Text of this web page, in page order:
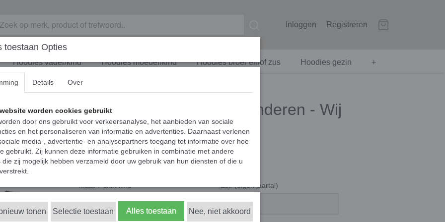
Inloggen Registreren
Hoodies vader/kind Hoodies moeder/kind Hoodies broer en/of zus Hoodies gezin +
Wij samen tegen de rest
Matching los shirt voor kinderen - Wij
samen tegen de rest
€ 18,95 (inclusief btw 21%)
Maat T-shirt kind Est. (eigen jaartal)
toestaan Opties
Details Over
worden cookies gebruikt
door ons gebruikt voor verkeersanalyse, het aanbieden van sociale
en het personaliseren van informatie en advertenties. Daarnaast verlenen
media-, advertentie- en analysepartners toegang tot informatie over hoe
gebruikt. Zij kunnen deze informatie gebruiken in combinatie met andere
die zij mogelijk hebben verzameld door uw gebruik van hun diensten of die u
tonen Selectie toestaan Alles toestaan Nee, niet akkoord